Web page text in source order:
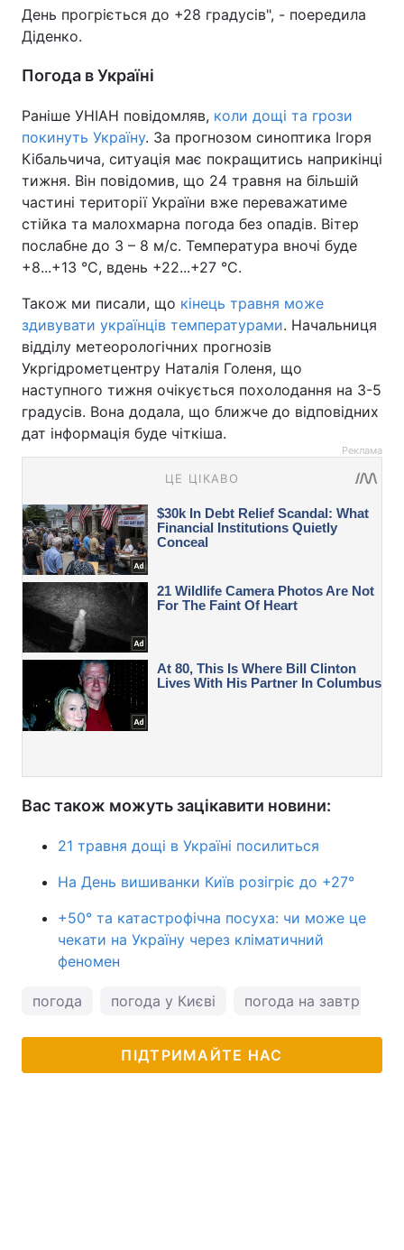
День прогріється до +28 градусів", - поередила
Діденко.
Погода в Україні
Раніше УНІАН повідомляв, коли дощі та грози
покинуть Україну. За прогнозом синоптика Ігоря
Кібальчича, ситуація має покращитись наприкінці
тижня. Він повідомив, що 24 травня на більшій
частині території України вже переважатиме
стійка та малохмарна погода без опадів. Вітер
послабне до 3 – 8 м/с. Температура вночі буде
+8...+13 °С, вдень +22...+27 °С.
Також ми писали, що кінець травня може
здивувати українців температурами. Начальниця
відділу метеорологічних прогнозів
Укргідрометцентру Наталія Голеня, що
наступного тижня очікується похолодання на 3-5
градусів. Вона додала, що ближче до відповідних
дат інформація буде чіткіша.
Реклама
Вас також можуть зацікавити новини:
21 травня дощі в Україні посилиться
На День вишиванки Київ розігріє до +27°
+50° та катастрофічна посуха: чи може це
чекати на Україну через кліматичний
феномен
погода погода у Києві погода на завтра
ПІДТРИМАЙТЕ НАС